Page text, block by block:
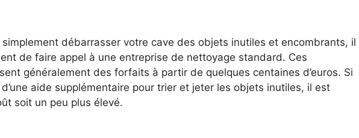
simplement débarrasser votre cave des objets inutiles et encombrants, il
de faire appel à une entreprise de nettoyage standard. Ces
généralement des forfaits à partir de quelques centaines d’euros. Si
aide supplémentaire pour trier et jeter les objets inutiles, il est
soit un peu plus élevé.